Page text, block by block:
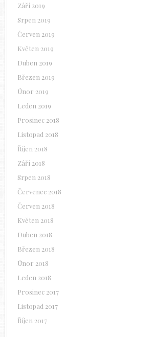
Září 2019
Srpen 2019
Červen 2019
Květen 2019
Duben 2019
Březen 2019
Únor 2019
Leden 2019
Prosinec 2018
Listopad 2018
Říjen 2018
Září 2018
Srpen 2018
Červenec 2018
Červen 2018
Květen 2018
Duben 2018
Březen 2018
Únor 2018
Leden 2018
Prosinec 2017
Listopad 2017
Říjen 2017